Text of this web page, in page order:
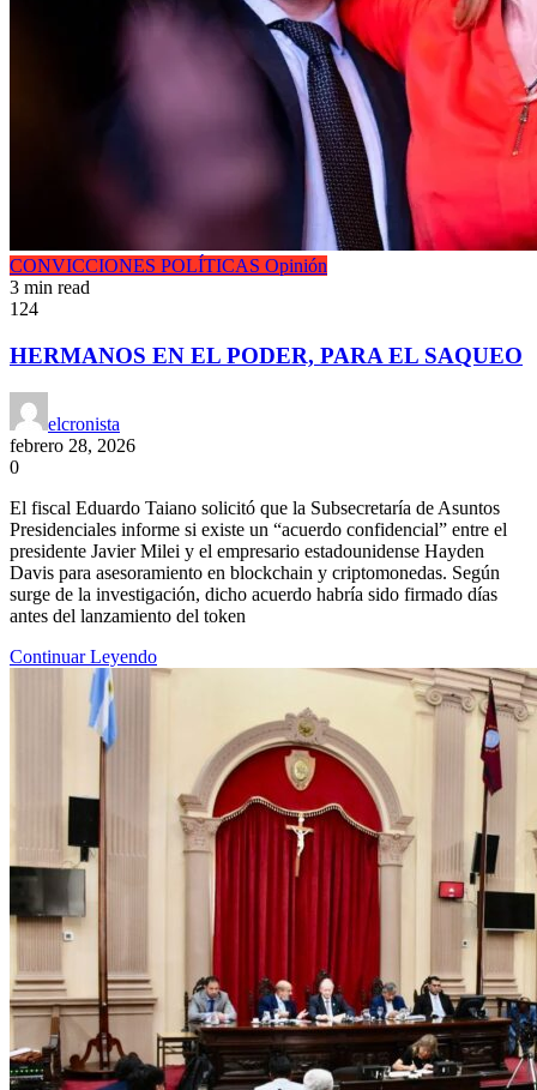
CONVICCIONES POLÍTICAS Opinión
3 min read
124
HERMANOS EN EL PODER, PARA EL SAQUEO
elcronista
febrero 28, 2026
0
El fiscal Eduardo Taiano solicitó que la Subsecretaría de Asuntos
Presidenciales informe si existe un “acuerdo confidencial” entre el
presidente Javier Milei y el empresario estadounidense Hayden
Davis para asesoramiento en blockchain y criptomonedas. Según
surge de la investigación, dicho acuerdo habría sido firmado días
antes del lanzamiento del token
Continuar Leyendo